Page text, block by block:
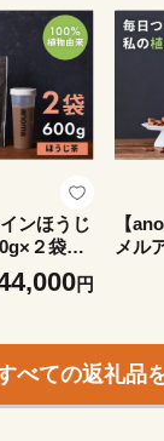
豆
ンほうじ
２袋｜
ロテイン
ダイエッ円
【
メル
性プ
不使
べての返礼品